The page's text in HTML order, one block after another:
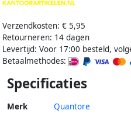
Verzendkosten: € 5,95
Retourneren: 14 dagen
Levertijd: Voor 17:00 besteld,
Betaalmethodes:
Specificaties
Merk Quantore